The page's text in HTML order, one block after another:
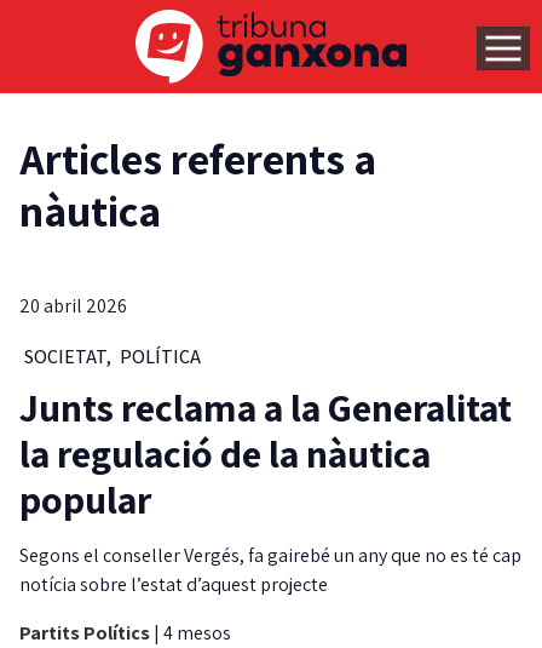
Articles referents a
nàutica
20 abril 2026
SOCIETAT, POLÍTICA
Junts reclama a la Generalitat
la regulació de la nàutica
popular
Segons el conseller Vergés, fa gairebé un any que no es té cap
notícia sobre l’estat d’aquest projecte
Partits Polítics| 4 mesos